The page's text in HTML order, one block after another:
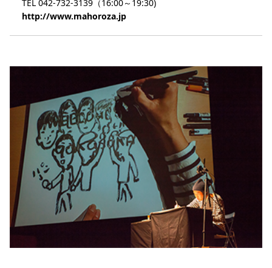
TEL 042-732-3139（16:00～19:30)
http://www.mahoroza.jp